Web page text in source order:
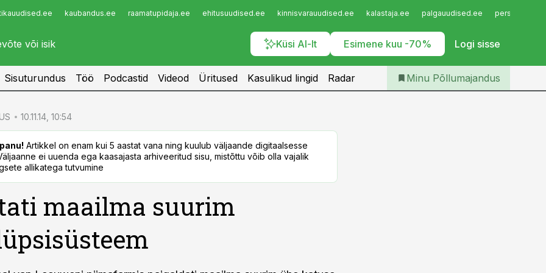
kaubandus.ee raamatupidaja.ee ehitusuudised.ee kinnisvarauudised.ee kalastaja.ee palgauudised.ee
Küsi AI-lt Esimene kuu -70% Logi sisse
Infopank
Iseteenindus
Telli Põllumajandus
Sisuturundus Töö Podcastid Videod Üritused Kasulikud lingid Radar Minu Põllumajandus
10.11.14, 10:54
Artikkel on enam kui 5 aastat vana ning kuulub väljaande digitaalsesse
ei uuenda ega kaasajasta arhiveeritud sisu, mistõttu võib olla vajalik
allikatega tutvumine
maailma suurim